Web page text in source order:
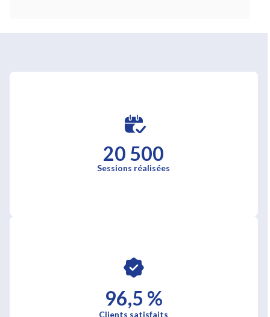
20 500
Sessions réalisées
96,5 %
Clients satisfaits